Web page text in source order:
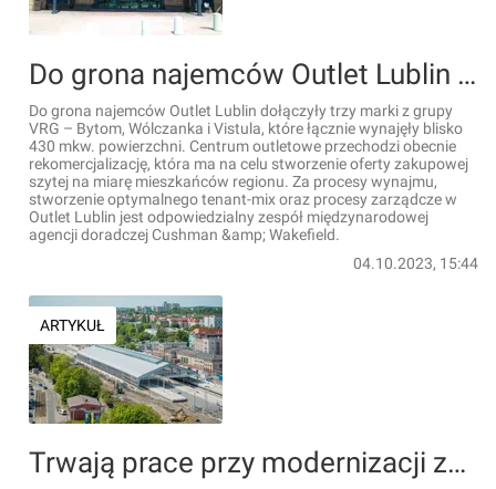
Do grona najemców Outlet Lublin dołączyły trzy marki z grupy VRG
Do grona najemców Outlet Lublin dołączyły trzy marki z grupy
VRG – Bytom, Wólczanka i Vistula, które łącznie wynajęły blisko
430 mkw. powierzchni. Centrum outletowe przechodzi obecnie
rekomercjalizację, która ma na celu stworzenie oferty zakupowej
szytej na miarę mieszkańców regionu. Za procesy wynajmu,
stworzenie optymalnego tenant-mix oraz procesy zarządcze w
Outlet Lublin jest odpowiedzialny zespół międzynarodowej
agencji doradczej Cushman &amp; Wakefield.
04.10.2023, 15:44
ARTYKUŁ
Trwają prace przy modernizacji zabytkowej stacji kolejowej w Bytomiu [FILMY]